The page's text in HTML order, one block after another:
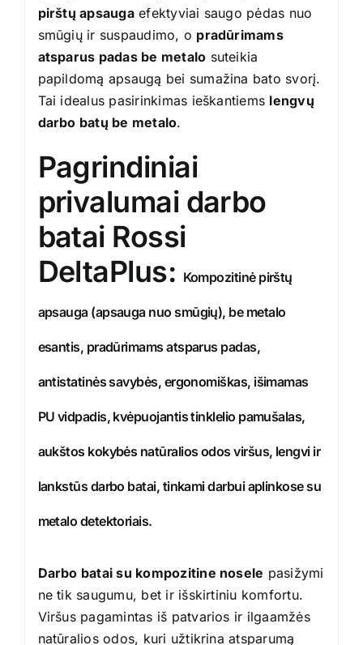
pirštų apsaugaefektyviai saugo pėdas nuo
smūgių ir suspaudimo, o pradūrimams
atsparus padas be metalo suteikia
papildomą apsaugą bei sumažina bato svorį.
Tai idealus pasirinkimas ieškantiems lengvų
darbo batų be metalo.
Pagrindiniai
privalumai darbo
batai Rossi
DeltaPlus: Kompozitinė pirštų
apsauga (apsauga nuo smūgių), be metalo
esantis, pradūrimams atsparus padas,
antistatinės savybės, ergonomiškas, išimamas
PU vidpadis, kvėpuojantis tinklelio pamušalas,
aukštos kokybės natūralios odos viršus, lengvi ir
lankstūs darbo batai, tinkami darbui aplinkose su
metalo detektoriais.
Darbo batai su kompozitine nosele pasižymi
ne tik saugumu, bet ir išskirtiniu komfortu.
Viršus pagamintas iš patvarios ir ilgaamžės
natūralios odos, kuri užtikrina atsparumą